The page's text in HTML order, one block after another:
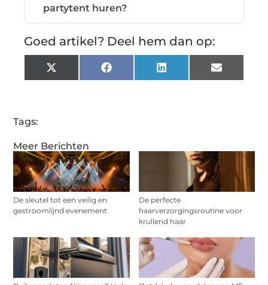
Meer Berichten
De sleutel tot een veilig en
gestroomlijnd evenement
De perfecte
haarverzorgingsroutine voor
krullend haar
partytent huren?
Goed artikel? Deel hem dan op:
X
(Twitter)
Facebook LinkedIn Email
Tags: